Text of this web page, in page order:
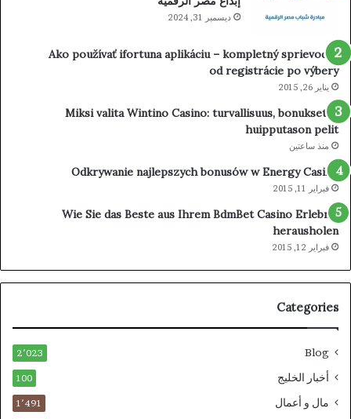
ديسمبر 31, 2024
Ako používať ifortuna aplikáciu – kompletný sprievodca
od registrácie po výbery
يناير 26, 2015
Miksi valita Wintino Casino: turvallisuus, bonukset ja
huipputason pelit
منذ ساعتين
Odkrywanie najlepszych bonusów w Energy Casino
فبراير 11, 2015
Wie Sie das Beste aus Ihrem BdmBet Casino Erlebnis
herausholen
فبراير 12, 2015
Categories
Blog 2٬023
أخبار الخليج 100
مال و أعمال 1٬491